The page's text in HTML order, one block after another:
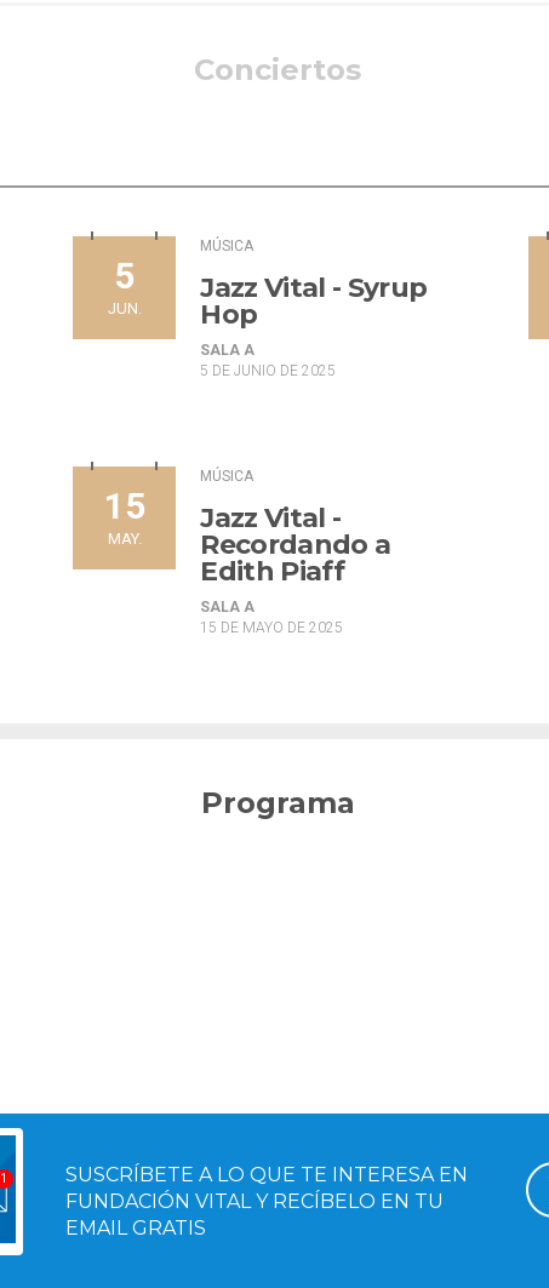
Conciertos
5
JUN.
MÚSICA
Jazz Vital - Syrup
Hop
SALA A
5 DE JUNIO DE 2025
15
MAY.
MÚSICA
Jazz Vital -
Recordando a
Edith Piaff
SALA A
15 DE MAYO DE 2025
Programa
SUSCRÍBETE A LO QUE TE INTERESA EN
FUNDACIÓN VITAL Y RECÍBELO EN TU
EMAIL GRATIS